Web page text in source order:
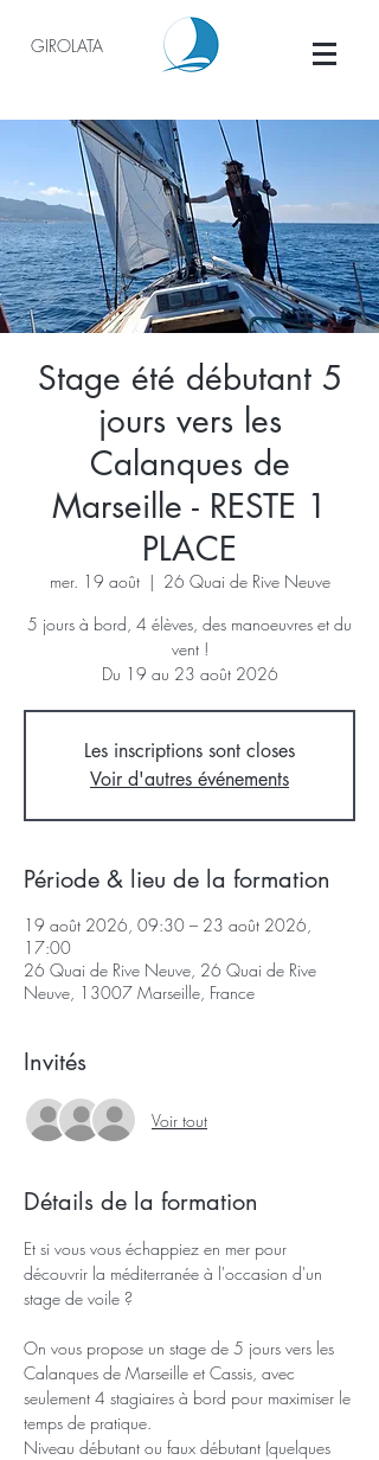
GIROLATA
Stage été débutant 5
jours vers les
Calanques de
Marseille - RESTE 1
PLACE
mer. 19 août
  |
26 Quai de Rive Neuve
5 jours à bord, 4 élèves, des manoeuvres et du
vent !
Du 19 au 23 août 2026
Les inscriptions sont closes
Voir d'autres événements
Période & lieu de la formation
19 août 2026, 09:30 – 23 août 2026,
17:00
26 Quai de Rive Neuve, 26 Quai de Rive
Neuve, 13007 Marseille, France
Invités
Voir tout
Détails de la formation
Et si vous vous échappiez en mer pour
découvrir la méditerranée à l'occasion d'un
stage de voile ?
On vous propose un stage de 5 jours vers les
Calanques de Marseille et Cassis, avec
seulement 4 stagiaires à bord pour maximiser le
temps de pratique.
Niveau débutant ou faux débutant (quelques